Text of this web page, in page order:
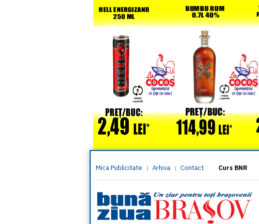
Mica Publicitate | Arhiva | Contact Curs BNR